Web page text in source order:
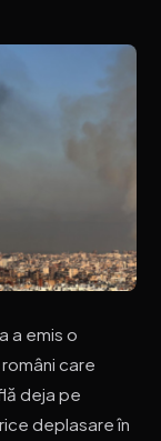
a emis o
care
deja pe
deplasare în